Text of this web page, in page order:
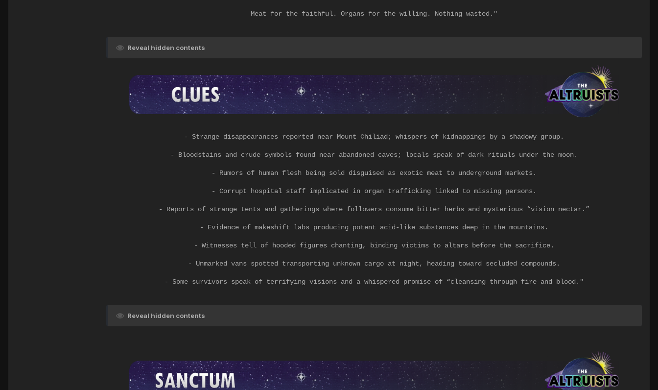
Meat for the faithful. Organs for the willing. Nothing wasted."
Reveal hidden contents
- Strange disappearances reported near Mount Chiliad; whispers of kidnappings by a shadowy group.
- Bloodstains and crude symbols found near abandoned caves; locals speak of dark rituals under the moon.
- Rumors of human flesh being sold disguised as exotic meat to underground markets.
- Corrupt hospital staff implicated in organ trafficking linked to missing persons.
- Reports of strange tents and gatherings where followers consume bitter herbs and mysterious “vision nectar.”
- Evidence of makeshift labs producing potent acid-like substances deep in the mountains.
- Witnesses tell of hooded figures chanting, binding victims to altars before the sacrifice.
- Unmarked vans spotted transporting unknown cargo at night, heading toward secluded compounds.
- Some survivors speak of terrifying visions and a whispered promise of “cleansing through fire and blood."
Reveal hidden contents